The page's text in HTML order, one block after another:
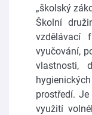
„školský
Školní
vzdělávací
vyučování,
vlastnosti,
prostředí.
využití